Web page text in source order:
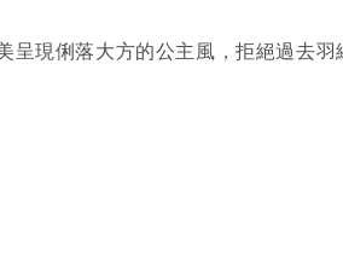
呈現俐落大方的公主風，拒絕過去羽